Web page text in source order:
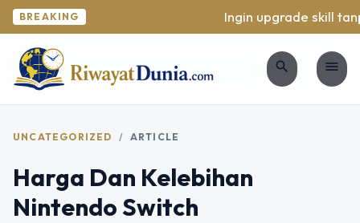
BREAKING Ingin upgrade skill
search menu
UNCATEGORIZED / ARTICLE
Harga Dan Kelebihan
Nintendo Switch